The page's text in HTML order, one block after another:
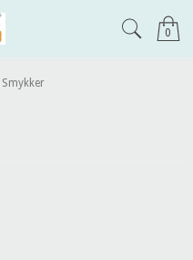
0
Smykker